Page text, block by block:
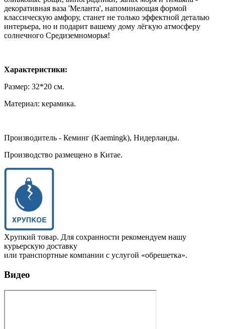
декоративная ваза 'Меланта', напоминающая формой
классическую амфору, станет не только эффектной деталью
интерьера, но и подарит вашему дому лёгкую атмосферу
солнечного Средиземноморья!
Характеристики:
Размер: 32*20 см.
Материал: керамика.
Производитель - Кеминг (Kaemingk), Нидерланды.
Производство размещено в Китае.
Хрупкий товар. Для сохранности рекомендуем нашу
курьерскую доставку
или транспортные компании с услугой «обрешетка».
Видео